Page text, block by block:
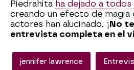
Piedrahita ha dejado a
creando un efecto de magia
actores han alucinado. ¡ No
entrevista completa en el
jennifer lawrence